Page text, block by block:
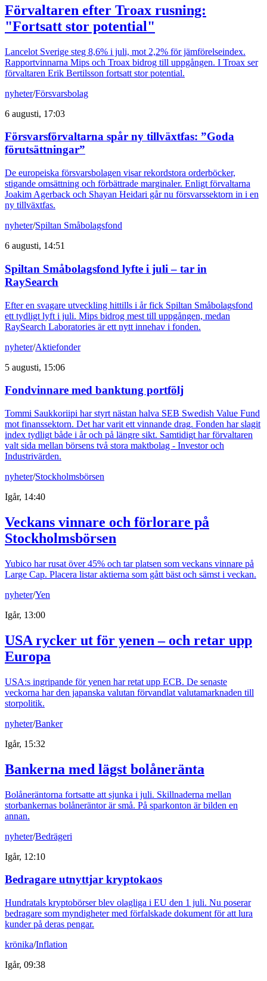
Förvaltaren efter Troax rusning:
"Fortsatt stor potential"
Lancelot Sverige steg 8,6% i juli, mot 2,2% för jämförelseindex.
Rapportvinnarna Mips och Troax bidrog till uppgången. I Troax ser
förvaltaren Erik Bertilsson fortsatt stor potential.
nyheter/Försvarsbolag
6 augusti, 17:03
Försvarsförvaltarna spår ny tillväxtfas: ”Goda
förutsättningar”
De europeiska försvarsbolagen visar rekordstora orderböcker,
stigande omsättning och förbättrade marginaler. Enligt förvaltarna
Joakim Agerback och Shayan Heidari går nu försvarssektorn in i en
ny tillväxtfas.
nyheter/Spiltan Småbolagsfond
6 augusti, 14:51
Spiltan Småbolagsfond lyfte i juli – tar in
RaySearch
Efter en svagare utveckling hittills i år fick Spiltan Småbolagsfond
ett tydligt lyft i juli. Mips bidrog mest till uppgången, medan
RaySearch Laboratories är ett nytt innehav i fonden.
nyheter/Aktiefonder
5 augusti, 15:06
Fondvinnare med banktung portfölj
Tommi Saukkoriipi har styrt nästan halva SEB Swedish Value Fund
mot finanssektorn. Det har varit ett vinnande drag. Fonden har slagit
index tydligt både i år och på längre sikt. Samtidigt har förvaltaren
valt sida mellan börsens två stora maktbolag - Investor och
Industrivärden.
nyheter/Stockholmsbörsen
Igår, 14:40
Veckans vinnare och förlorare på
Stockholmsbörsen
Yubico har rusat över 45% och tar platsen som veckans vinnare på
Large Cap. Placera listar aktierna som gått bäst och sämst i veckan.
nyheter/Yen
Igår, 13:00
USA rycker ut för yenen – och retar upp
Europa
USA:s ingripande för yenen har retat upp ECB. De senaste
veckorna har den japanska valutan förvandlat valutamarknaden till
storpolitik.
nyheter/Banker
Igår, 15:32
Bankerna med lägst bolåneränta
Bolåneräntorna fortsatte att sjunka i juli. Skillnaderna mellan
storbankernas bolåneräntor är små. På sparkonton är bilden en
annan.
nyheter/Bedrägeri
Igår, 12:10
Bedragare utnyttjar kryptokaos
Hundratals kryptobörser blev olagliga i EU den 1 juli. Nu poserar
bedragare som myndigheter med förfalskade dokument för att lura
kunder på deras pengar.
krönika/Inflation
Igår, 09:38